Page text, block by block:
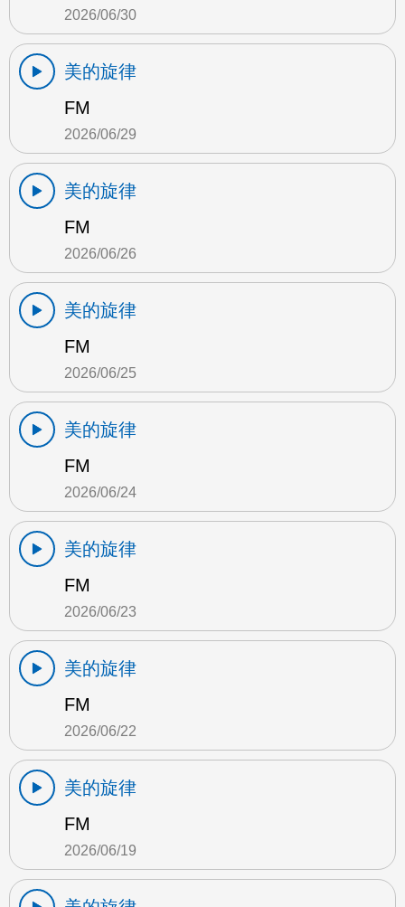
2026/06/30
美的旋律
FM
2026/06/29
美的旋律
FM
2026/06/26
美的旋律
FM
2026/06/25
美的旋律
FM
2026/06/24
美的旋律
FM
2026/06/23
美的旋律
FM
2026/06/22
美的旋律
FM
2026/06/19